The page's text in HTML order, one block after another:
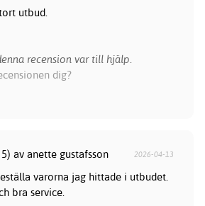
utbud.
recension var till hjälp.
dig?
av anette gustafsson 2026-04-13
varorna jag hittade i utbudet.
bra service.